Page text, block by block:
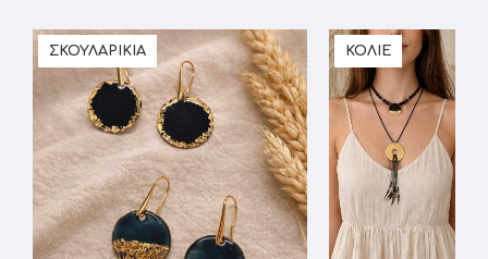
ΣΚΟΥΛΑΡΙΚΙΑ ΚΟΛΙΕ